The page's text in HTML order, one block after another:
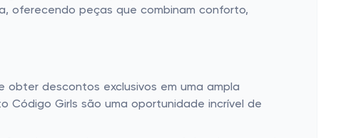
oferecendo peças que combinam conforto,
descontos exclusivos em uma ampla
Código Girls são uma oportunidade incrível de